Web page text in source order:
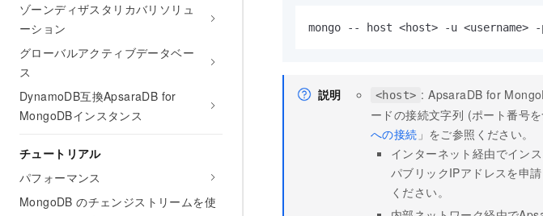
ゾーンディザスタリカバリソリュ
ーション
グローバルアクティブデータベー
ス
DynamoDB互換ApsaraDB for
MongoDBインスタンス
チュートリアル
パフォーマンス
MongoDB のチェンジストリームを使
mongo -- host <host> -u
説明 <host> : ApsaraDB for
ードの接続文字列 (ポート番号
への接続 」をご参照ください。
インターネット経由でイン
パブリックIPアドレスを申
ください。